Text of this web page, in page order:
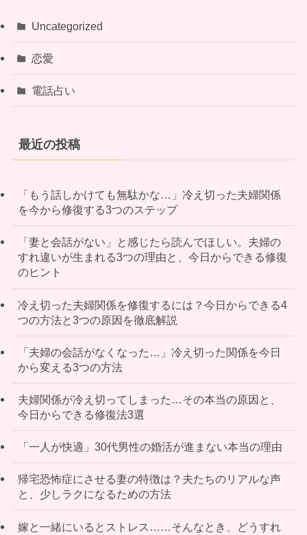
Uncategorized
恋愛
電話占い
最近の投稿
「もう話しかけても無駄かな…」冷え切った夫婦関係
を今から修復する3つのステップ
「妻と会話がない」と感じたら読んでほしい。夫婦の
すれ違いが生まれる3つの理由と、今日からできる修復
のヒント
冷え切った夫婦関係を修復するには？今日からできる4
つの方法と3つの原因を徹底解説
「夫婦の会話がなくなった…」冷え切った関係を今日
から変える3つの方法
夫婦関係が冷え切ってしまった…その本当の原因と、
今日からできる修復法3選
「一人が快適」30代男性の婚活が進まない本当の理由
帰宅恐怖症にさせる妻の特徴は？夫たちのリアルな声
と、少しラクになるための方法
嫁と一緒にいるとストレス……そんなとき、どうすれ